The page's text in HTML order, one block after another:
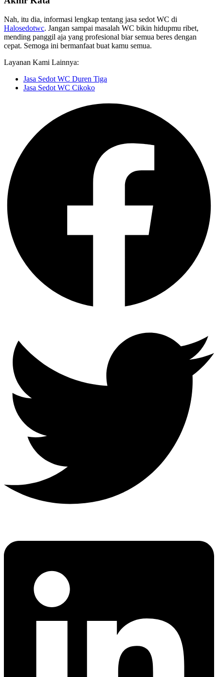
Nah, itu dia, informasi lengkap tentang jasa sedot WC di
Halosedotwc. Jangan sampai masalah WC bikin hidupmu ribet,
mending panggil aja yang profesional biar semua beres dengan
cepat. Semoga ini bermanfaat buat kamu semua.
Layanan Kami Lainnya:
Jasa Sedot WC Duren Tiga
Jasa Sedot WC Cikoko